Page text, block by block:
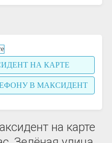
НА КАРТЕ
В МАКСИДЕНТ
на карте